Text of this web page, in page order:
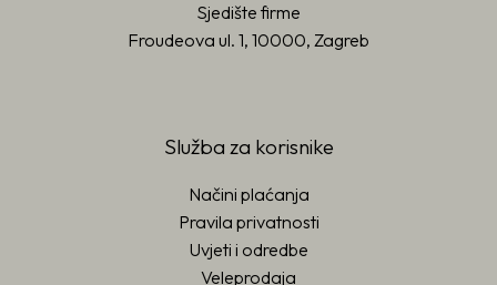
Sjedište firme
Froudeova ul. 1, 10000, Zagreb
Služba za korisnike
Načini plaćanja
Pravila privatnosti
Uvjeti i odredbe
Veleprodaja